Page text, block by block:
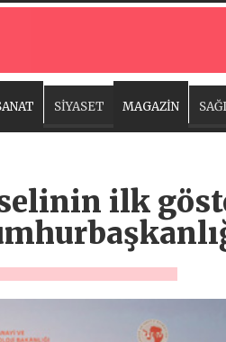
SİYASET MAGAZİN
ilk